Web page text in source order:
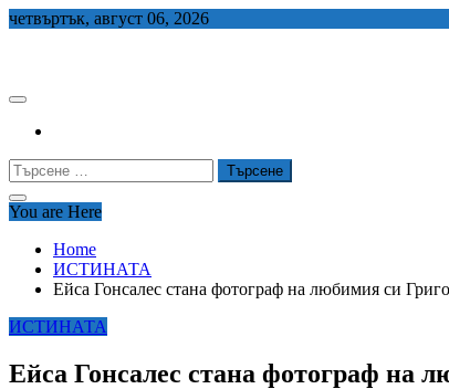
Skip
четвъртък, август 06, 2026
Търсене
за:
You are Here
Home
ИСТИНАТА
Ейса Гонсалес стана фотограф на любимия си
ИСТИНАТА
Ейса Гонсалес стана фотограф на